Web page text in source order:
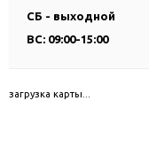
СБ - выходной
ВС: 09:00-15:00
загрузка карты...